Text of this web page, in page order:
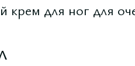
для ног для